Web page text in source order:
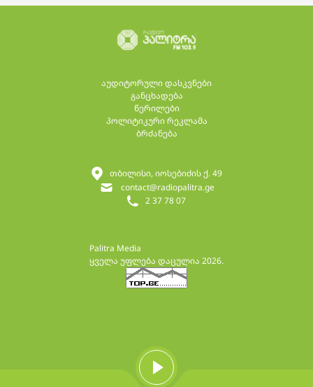
აუდიტორული დასკვნები
განცხადება
წერილები
პოლიტიკური რეკლამა
ბრძანება
Palitra Media
ყველა უფლება დაცულია 2026.
2 37 78 07
contact@radiopalitra.ge
თბილისი, იოსებიძის ქ. 49